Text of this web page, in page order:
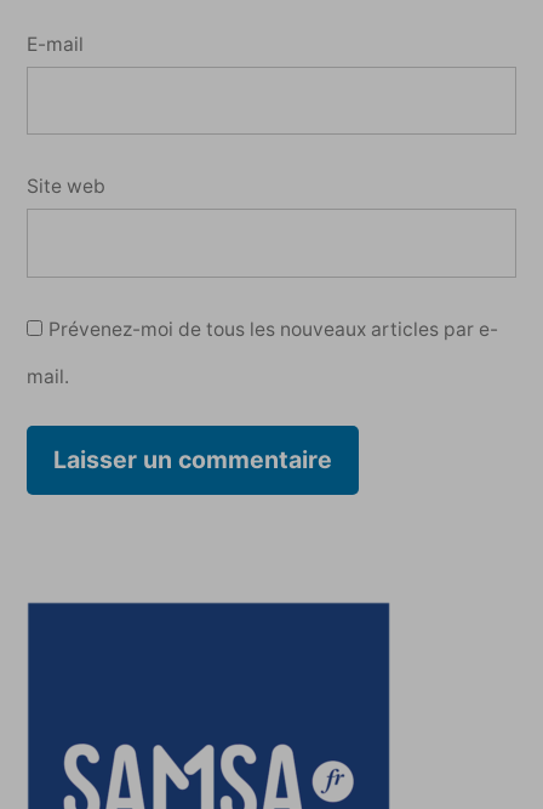
E-mail
Site web
Prévenez-moi de tous les nouveaux articles par e-
mail.